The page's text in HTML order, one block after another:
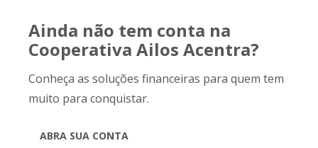
Ainda não tem conta na
Cooperativa Ailos Acentra?
Conheça as soluções financeiras para quem tem
muito para conquistar.
ABRA SUA CONTA